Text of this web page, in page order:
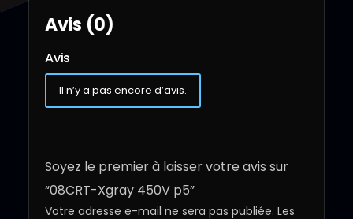
Avis (0)
Avis
Il n’y a pas encore d’avis.
Soyez le premier à laisser votre avis sur
“08CRT-Xgray 450V p5”
Votre adresse e-mail ne sera pas publiée. Les